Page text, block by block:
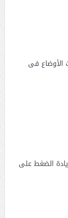
الأوضاع فى
الضغط على